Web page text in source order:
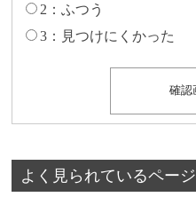
2：ふつう
3：見つけにくかった
よく見られているページ